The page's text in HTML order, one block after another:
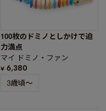
100枚のドミノとしかけで迫
力満点
マイ ドミノ・ファン
¥ 6,380
3歳頃～